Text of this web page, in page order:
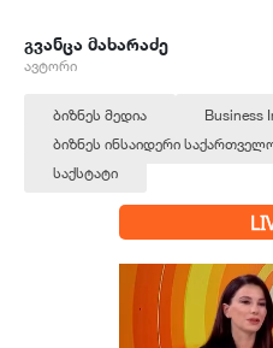
გვანცა მახარაძე
ავტორი
ბიზნეს მედია
Business
ბიზნეს ინსაიდერი
საქსტატი